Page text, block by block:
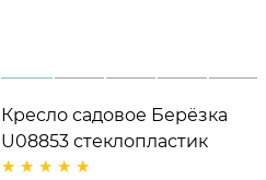
Кресло садовое Берёзка
U08853 стеклопластик